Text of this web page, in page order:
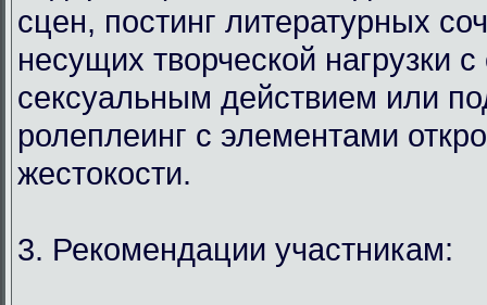
сцен, постинг литературных
несущих творческой нагрузки
сексуальным действием или
ролеплеинг с элементами
жестокости.
3. Рекомендации участникам: